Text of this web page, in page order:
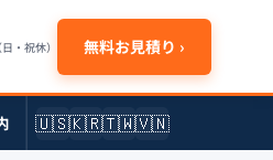
・祝休） 無料お見積り ›
🇺🇸🇰🇷🇹🇼🇻🇳